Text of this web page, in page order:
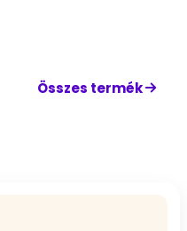
Összes termék